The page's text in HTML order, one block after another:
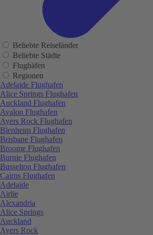
Beliebte Reiseländer
Beliebte Städte
Flughäfen
Regionen
Adelaide Flughafen
Alice Springs Flughafen
Auckland Flughafen
Avalon Flughafen
Ayers Rock Flughafen
Blenheim Flughafen
Brisbane Flughafen
Broome Flughafen
Burnie Flughafen
Busselton Flughafen
Cairns Flughafen
Adelaide
Airlie
Alexandria
Alice Springs
Auckland
Ayers Rock